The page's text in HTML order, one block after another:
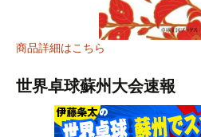
商品詳細はこちら
世界卓球蘇州大会速報